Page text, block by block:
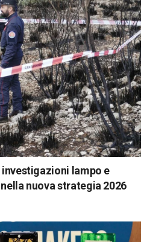
lampo e
nuova strategia 2026